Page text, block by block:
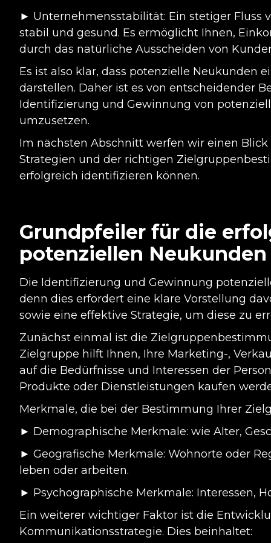
► Unternehmensstabilität: Ein stetiger Fluss
stabil und gesund. Es ermöglicht Ihnen,
durch das natürliche Ausscheiden von
Es ist also klar, dass potenzielle Neukunden
darstellen. Daher ist es von entscheidender
Identifizierung und Gewinnung von
umzusetzen.
Im nächsten Abschnitt werfen wir einen
Strategien und der richtigen
erfolgreich identifizieren können.
Grundpfeiler für die
potenziellen Neukunden
Die Identifizierung und Gewinnung
denn dies erfordert eine klare Vorstellung
sowie eine effektive Strategie, um diese zu
Zunächst einmal ist die
Zielgruppe hilft Ihnen, Ihre Marketing-,
auf die Bedürfnisse und Interessen der
Produkte oder Dienstleistungen kaufen
Merkmale, die bei der Bestimmung Ihrer
► Demographische Merkmale: wie Alter,
► Geografische Merkmale: Wohnorte oder
leben oder arbeiten.
► Psychographische Merkmale: Interessen,
Ein weiterer wichtiger Faktor ist die
Kommunikationsstrategie. Dies beinhaltet: